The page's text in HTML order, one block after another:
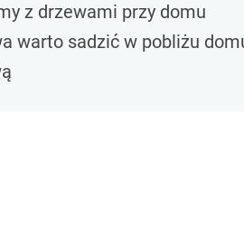
z drzewami przy domu
warto sadzić w pobliżu